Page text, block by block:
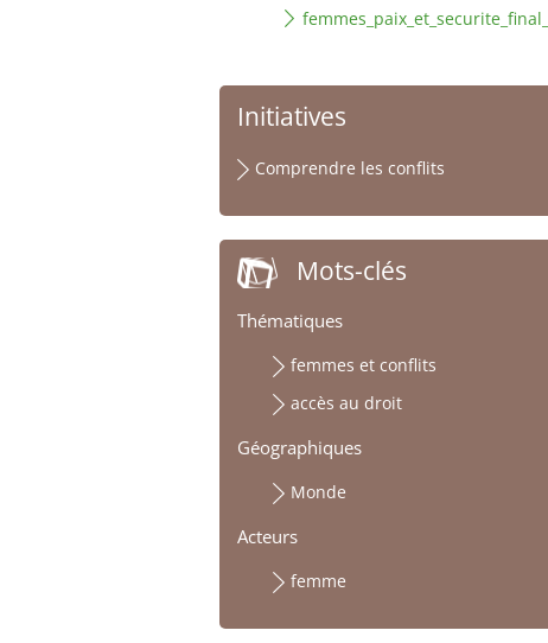
Initiatives
Comprendre les conflits
Mots-clés
Thématiques
femmes et conflits
accès au droit
Géographiques
Monde
Acteurs
femme